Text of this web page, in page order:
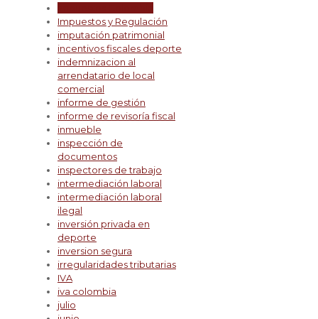
Impuestos y Regulación
imputación patrimonial
incentivos fiscales deporte
indemnizacion al
arrendatario de local
comercial
informe de gestión
informe de revisoría fiscal
inmueble
inspección de
documentos
inspectores de trabajo
intermediación laboral
intermediación laboral
ilegal
inversión privada en
deporte
inversion segura
irregularidades tributarias
IVA
iva colombia
julio